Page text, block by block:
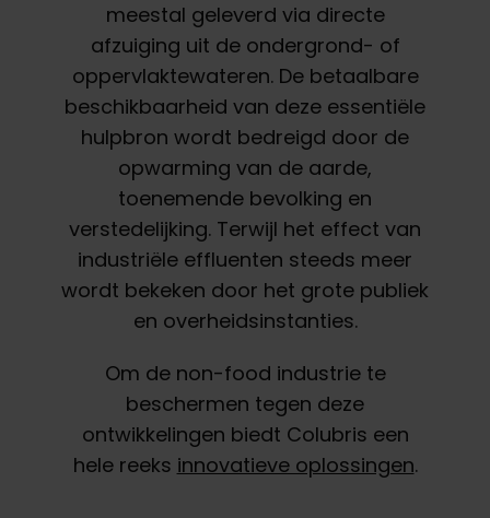
meestal geleverd via directe
afzuiging uit de ondergrond- of
oppervlaktewateren. De betaalbare
beschikbaarheid van deze essentiële
hulpbron wordt bedreigd door de
opwarming van de aarde,
toenemende bevolking en
verstedelijking. Terwijl het effect van
industriële effluenten steeds meer
wordt bekeken door het grote publiek
en overheidsinstanties.
Om de non-food industrie te
beschermen tegen deze
ontwikkelingen biedt Colubris een
hele reeks innovatieve oplossingen.